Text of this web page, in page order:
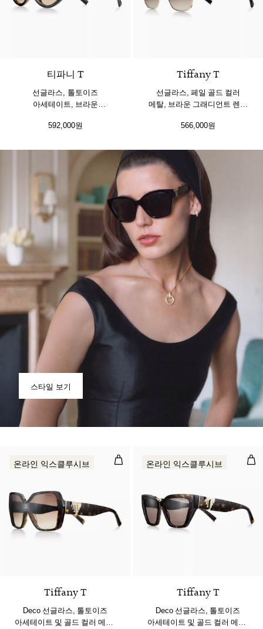
티파니 T
선글라스, 톨토이즈
아세테이트, 브라운
592,000원
Tiffany T
선글라스, 페일 골드 컬러
메탈, 브라운 그래디언트 렌즈
566,000원
스타일 보기
Deco 선글라스, 톨토이즈 아세테이
온라인 익스클루시브
Tiffany T
Deco 선글라스, 톨토이즈
아세테이트 및 골드 컬러 메탈,
온라인 익스클루시브
Tiffany T
Deco 선글라스, 톨토이즈
아세테이트 및 골드 컬러 메탈,